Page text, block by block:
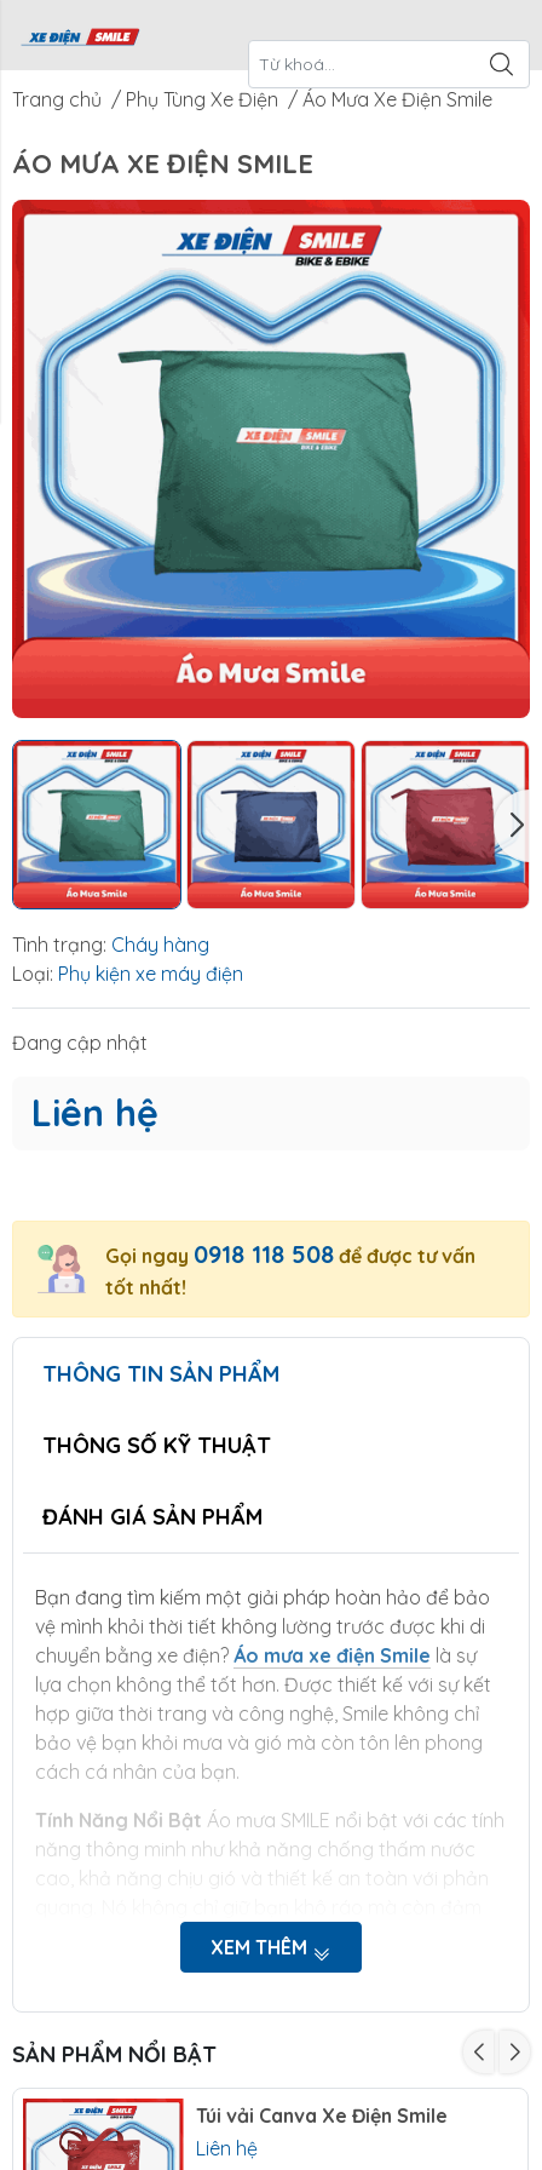
Xe Điện
Smile
CTKM Tháng
Trang chủ / Phụ Tùng Xe Điện / Áo Mưa Xe Điện Smile
ÁO MƯA XE ĐIỆN SMILE
Tình trạng: Cháy hàng
Loại: Phụ kiện xe máy điện
Đang cập nhật
Liên hệ
Gọi ngay 0918 118 508 để được tư vấn
tốt nhất!
THÔNG TIN SẢN PHẨM
THÔNG SỐ KỸ THUẬT
ĐÁNH GIÁ SẢN PHẨM
Bạn đang tìm kiếm một giải pháp hoàn hảo để bảo
vệ mình khỏi thời tiết không lường trước được khi di
chuyển bằng xe điện? Áo mưa xe điện Smile là sự
lựa chọn không thể tốt hơn. Được thiết kế với sự kết
hợp giữa thời trang và công nghệ, Smile không chỉ
bảo vệ bạn khỏi mưa và gió mà còn tôn lên phong
cách cá nhân của bạn.
Tính Năng Nổi Bật Áo mưa SMILE nổi bật với các tính
năng thông minh như khả năng chống thấm nước
cao, khả năng chịu gió và thiết kế an toàn với phản
bảo an toàn khi di chuyển trong điều kiện thời tiết
Thiết Kế Độc ĐáoThiết kế của SMILE tập trung vào
sự thoải mái và tiện lợi. Với cấu trúc dễ dàng mặc
vào và cởi ra, cùng với phần cổ rộng và tay áo linh
hoạt, SMILE phù hợp với mọi người, từ trẻ em đến
người lớn.
XEM THÊM
SẢN PHẨM NỔI BẬT
Túi vải Canva Xe Điện Smile
Liên hệ